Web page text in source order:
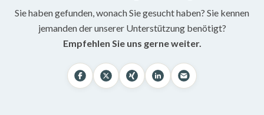
Sie haben gefunden, wonach Sie gesucht haben? Sie kennen
jemanden der unserer Unterstützung benötigt?
Empfehlen Sie uns gerne weiter.